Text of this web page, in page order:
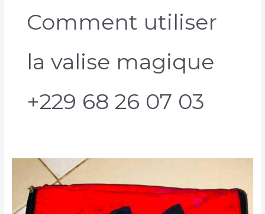
Comment utiliser
la valise magique
+229 68 26 07 03